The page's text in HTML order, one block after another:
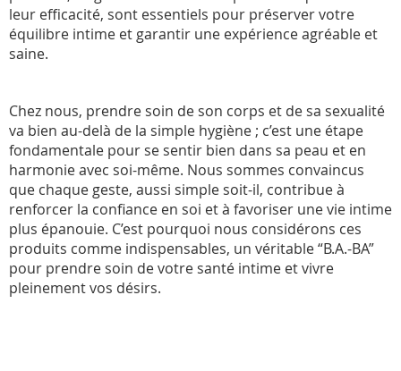
leur efficacité, sont essentiels pour préserver votre
équilibre intime et garantir une expérience agréable et
saine.
Chez nous, prendre soin de son corps et de sa sexualité
va bien au-delà de la simple hygiène ; c’est une étape
fondamentale pour se sentir bien dans sa peau et en
harmonie avec soi-même. Nous sommes convaincus
que chaque geste, aussi simple soit-il, contribue à
renforcer la confiance en soi et à favoriser une vie intime
plus épanouie. C’est pourquoi nous considérons ces
produits comme indispensables, un véritable “B.A.-BA”
pour prendre soin de votre santé intime et vivre
pleinement vos désirs.